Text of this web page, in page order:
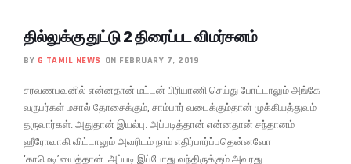
தில்லுக்கு துட்டு 2 திரைப்பட விமர்சனம்
BY G TAMIL NEWS ON FEBRUARY 7, 2019
சரவணபவனில் என்னதான் மட்டன் பிரியாணி செய்து போட்டாலும் அங்கே
வருபர்கள் மசால் தோசைக்கும், சாம்பார் வடைக்கும்தான் முக்கியத்துவம்
தருவார்கள். அதுதான் இயல்பு. அப்படித்தான் என்னதான் சந்தானம்
ஹீரோவாகி விட்டாலும் அவரிடம் நாம் எதிர்பார்ப்பதென்னவோ
‘காமெடி’யைத்தான். அப்படி இப்போது வந்திருக்கும் அவரது